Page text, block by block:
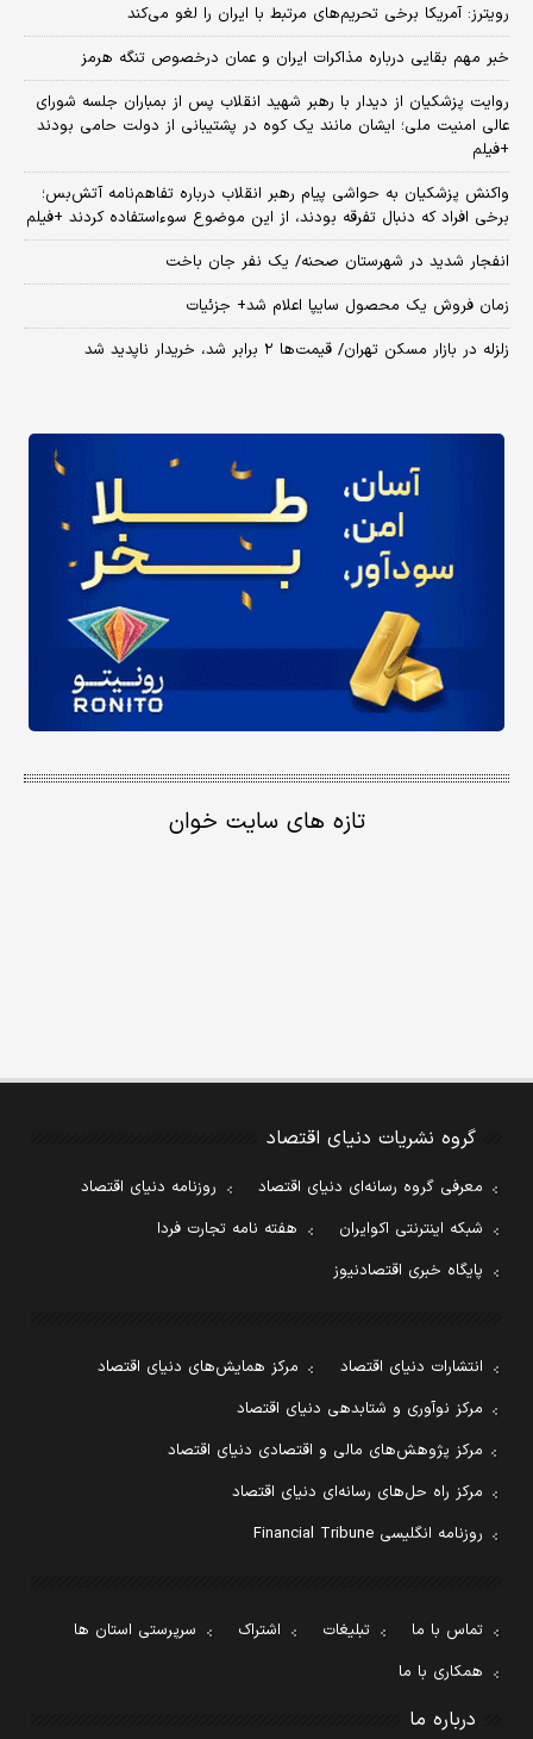
رویترز: آمریکا برخی تحریم‌های مرتبط با ایران را لغو می‌کند
خبر مهم بقایی درباره مذاکرات ایران و عمان درخصوص تنگه هرمز
روایت پزشکیان از دیدار با رهبر شهید انقلاب پس از بمباران جلسه شورای
عالی امنیت ملی؛ ایشان مانند یک کوه در پشتیبانی از دولت حامی بودند
+فیلم
واکنش پزشکیان به حواشی پیام رهبر انقلاب درباره تفاهم‌نامه آتش‌بس؛
برخی افراد که دنبال تفرقه بودند، از این موضوع سوءاستفاده کردند +فیلم
انفجار شدید در شهرستان صحنه/ یک نفر جان باخت
زمان فروش یک محصول سایپا اعلام شد+ جزئیات
زلزله در بازار مسکن تهران/ قیمت‌ها ۲ برابر شد، خریدار ناپدید شد
تازه های سایت خوان
گروه نشریات دنیای اقتصاد
معرفی گروه رسانه‌ای دنیای اقتصاد
روزنامه دنیای اقتصاد
شبکه اینترنتی اکوایران
هفته نامه تجارت فردا
پایگاه خبری اقتصادنیوز
انتشارات دنیای اقتصاد
مرکز همایش‌های دنیای اقتصاد
مرکز نوآوری و شتابدهی دنیای اقتصاد
مرکز پژوهش‌های مالی و اقتصادی دنیای اقتصاد
مرکز راه حل‌های رسانه‌ای دنیای اقتصاد
روزنامه انگلیسی Financial Tribune
تماس با ما تبلیغات اشتراک
سرپرستی استان ها
همکاری با ما
درباره ما